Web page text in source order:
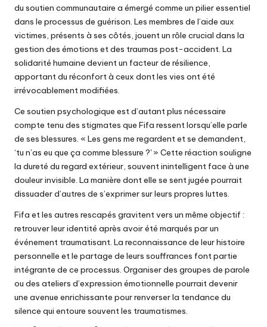
du soutien communautaire a émergé comme un pilier essentiel
dans le processus de guérison. Les membres de l’aide aux
victimes, présents à ses côtés, jouent un rôle crucial dans la
gestion des émotions et des traumas post-accident. La
solidarité humaine devient un facteur de résilience,
apportant du réconfort à ceux dont les vies ont été
irrévocablement modifiées.
Ce soutien psychologique est d’autant plus nécessaire
compte tenu des stigmates que Fifa ressent lorsqu’elle parle
de ses blessures. « Les gens me regardent et se demandent,
‘tu n’as eu que ça comme blessure ?' » Cette réaction souligne
la dureté du regard extérieur, souvent inintelligent face à une
douleur invisible. La manière dont elle se sent jugée pourrait
dissuader d’autres de s’exprimer sur leurs propres luttes.
Fifa et les autres rescapés gravitent vers un même objectif :
retrouver leur identité après avoir été marqués par un
événement traumatisant. La reconnaissance de leur histoire
personnelle et le partage de leurs souffrances font partie
intégrante de ce processus. Organiser des groupes de parole
ou des ateliers d’expression émotionnelle pourrait devenir
une avenue enrichissante pour renverser la tendance du
silence qui entoure souvent les traumatismes.